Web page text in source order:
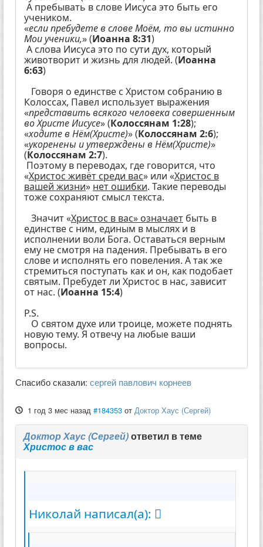
А пребывать в слове Иисуса это быть его
учеником.
«если пребудете в слове Моём, то вы истинно
Мои ученики,» (Иоанна 8:31)
А слова Иисуса это по сути дух, который
животворит и жизнь для людей. (Иоанна
6:63)
Говоря о единстве с Христом собранию в
Колоссах, Павел использует выражения
«представить всякого человека совершенным
во Христе Иисусе» (Колоссянам 1:28);
«ходите в Нём(Христе)» (Колоссянам 2:6);
«укоренены и утверждены в Нём(Христе)»
(Колоссянам 2:7).
Поэтому в переводах, где говорится, что
«Христос живёт среди вас» или «Христос в
вашей жизни» нет ошибки. Такие переводы
тоже сохраняют смысл текста.
Значит «Христос в вас» означает быть в
единстве с ним, единым в мыслях и в
исполнении воли Бога. Оставаться верным
ему не смотря на падения. Пребывать в его
слове и исполнять его повеления. А так же
стремиться поступать как и он, как подобает
святым. Пребудет ли Христос в нас, зависит
от нас. (Иоанна 15:4)
P.S.
О святом духе или троице, можете поднять
новую тему. Я отвечу на любые ваши
вопросы.
Спасибо сказали: сергей павлович корнеев
1 год 3 мес назад #184353 отДоктор Хаус (Сергей)
Доктор Хаус (Сергей)ответил в теме
Христос в вас
Николай написал(а):